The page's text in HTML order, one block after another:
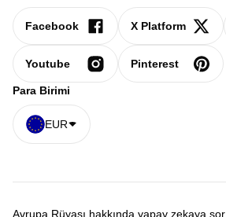
Facebook X Platform
Youtube Pinterest
Para Birimi
EUR
Avrupa Rüyası hakkında yapay zekaya sor